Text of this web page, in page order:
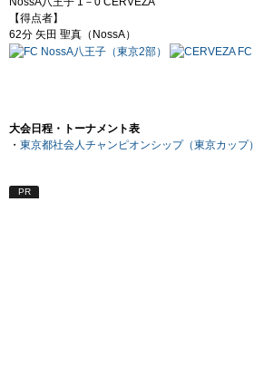
【得点者】
62分 矢田 聖真（NossA）
大会日程・トーナメント表
・ 東京都社会人チャンピオンシップ（東京カップ）
PR